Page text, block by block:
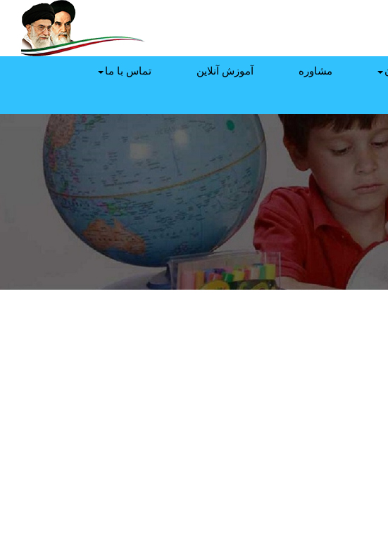
مشاوره آموزش آنلاین تماس با ما